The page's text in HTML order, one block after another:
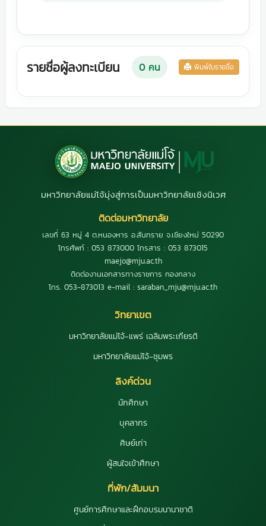
รายชื่อผู้ลงทะเบียน 0คน พิมพ์ใบรายชื่อ
มหาวิทยาลัยแม่โจ้มุ่งสู่การเป็นมหาวิทยาลัยเชิงนิเวศ
ติดต่อมหาวิทยาลัย
เลขที่ 63 หมู่ 4 ต.หนองหาร อ.สันทราย จ.เชียงใหม่ 50290
โทรศัพท์ : 053 873000 โทรสาร : 053 873015
maejo@mju.ac.th
ติดต่องานเอกสารทางราชการ กองกลาง
โทร. 053-873013 e-mail : saraban_mju@mju.ac.th
วิทยาเขต
มหาวิทยาลัยแม่โจ้-แพร่ เฉลิมพระเกียรติ
มหาวิทยาลัยแม่โจ้-ชุมพร
ลิงค์ด่วน
นักศึกษา
บุคลากร
ศิษย์เก่า
ผู้สนใจเข้าศึกษา
ที่พัก/สัมมนา
ศูนย์การศึกษาและฝึกอบรมนานาชาติ